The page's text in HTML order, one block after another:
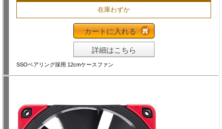
在庫わずか
カートに入れる
詳細はこちら
SSOベアリング採用 12cmケースファン